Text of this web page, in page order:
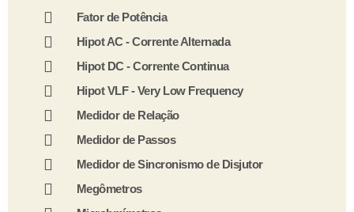
Fator de Potência
Hipot AC - Corrente Alternada
Hipot DC - Corrente Continua
Hipot VLF - Very Low Frequency
Medidor de Relação
Medidor de Passos
Medidor de Sincronismo de Disjutor
Megômetros